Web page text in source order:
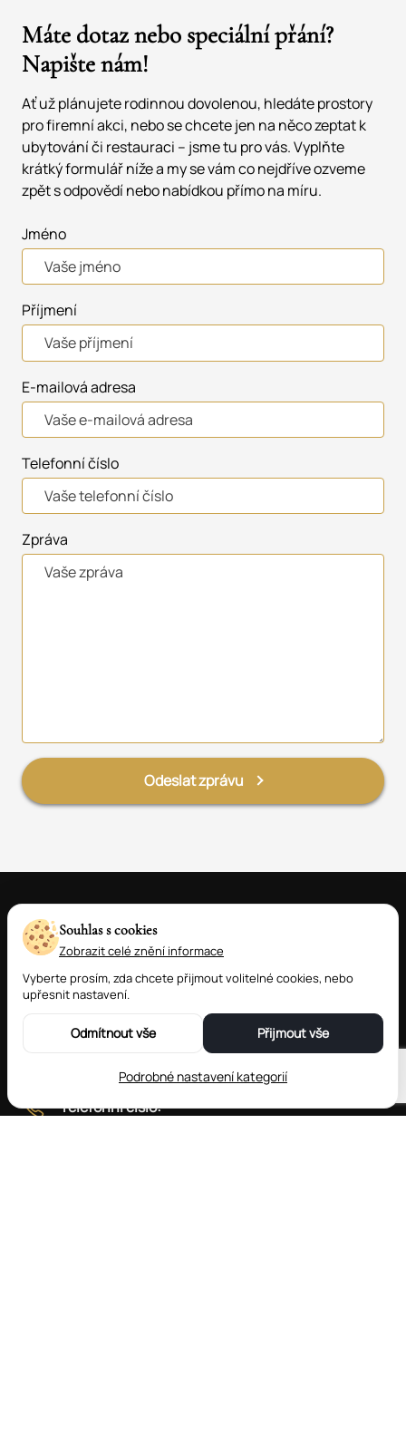
Máte dotaz nebo speciální přání?
Napište nám!
Ať už plánujete rodinnou dovolenou, hledáte prostory
pro firemní akci, nebo se chcete jen na něco zeptat k
ubytování či restauraci – jsme tu pro vás. Vyplňte
krátký formulář níže a my se vám co nejdříve ozveme
zpět s odpovědí nebo nabídkou přímo na míru.
Jméno
Příjmení
E-mailová adresa
Telefonní číslo
Zpráva
Odeslat zprávu
Telefonní číslo:
Souhlas s cookies
Zobrazit celé znění informace
Vyberte prosím, zda chcete přijmout volitelné cookies, nebo
upřesnit nastavení.
Odmítnout vše Přijmout vše
Podrobné nastavení kategorií